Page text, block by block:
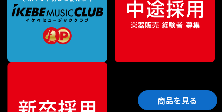
商品を見る